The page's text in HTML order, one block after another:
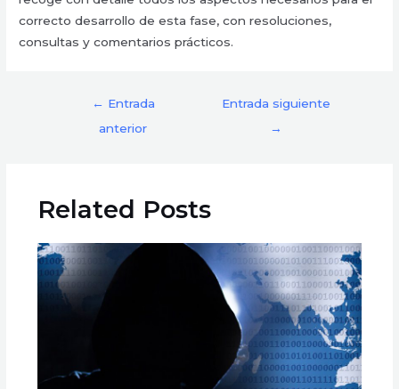
correcto desarrollo de esta fase, con resoluciones,
consultas y comentarios prácticos.
← Entrada
anterior
Entrada siguiente
→
Related Posts